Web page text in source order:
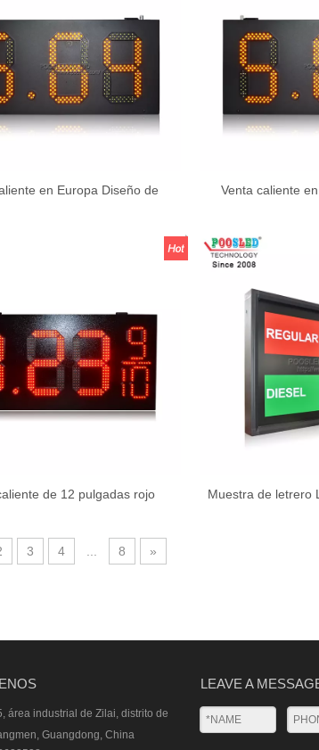
en Europa Diseño de
Venta caliente
de 12 pulgadas rojo
signo
Muestra de letrero
3 4 8 »
área industrial de Zilai, distrito de
Guangdong, China
LEAVE A